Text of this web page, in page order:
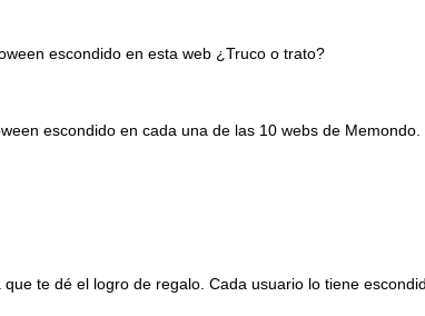
escondido en esta web ¿Truco o trato?
escondido en cada una de las 10 webs de Memondo.
te dé el logro de regalo. Cada usuario lo tiene